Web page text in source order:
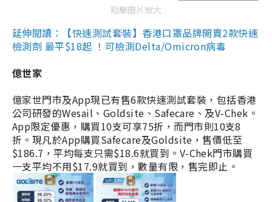
點擊圖片放大
延伸閱讀：【快速測試套裝】香港口罩品牌開賣2款快速
檢測劑 最平$18起 ！可檢測Delta/Omicron病毒
億世家
億家世門市及App現已有售6款快速測試套裝，包括香港
公司研發的Wesail、Goldsite、Safecare、及V-Chek。
App限定優惠，購買10支可享75折，而門市則10支8
折。現凡於App購買Safecare及Goldsite，售價低至
$186.7，平均每支只需$18.6就買到。V-Chek門市購買
一支平均不用$17.9就買到，數量有限，售完即止。